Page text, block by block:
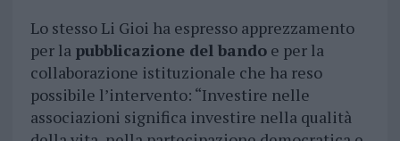
Lo stesso Li Gioi ha espresso apprezzamento
per la pubblicazione del bandoe per la
collaborazione istituzionale che ha reso
possibile l’intervento: “Investire nelle
associazioni significa investire nella qualità